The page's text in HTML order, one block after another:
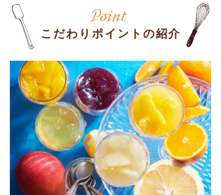
こだわりポイントの紹介